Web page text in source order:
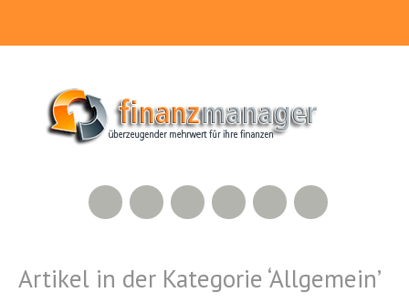
Facebook
500px
LinkedIn
Xing
RSS Feed
Artikel in der Kategorie ‘Allgemein’